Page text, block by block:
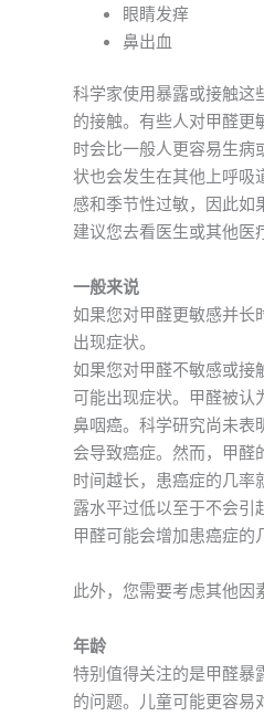
眼睛发痒
鼻出血
科学家使用暴露或接触这
的接触。有些人对甲醛更
时会比一般人更容易生病
状也会发生在其他上呼吸
感和季节性过敏，因此如
建议您去看医生或其他医
一般来说
如果您对甲醛更敏感并长
出现症状。
如果您对甲醛不敏感或接
可能出现症状。甲醛被认
鼻咽癌。科学研究尚未表
会导致癌症。然而，甲醛
时间越长，患癌症的几率
露水平过低以至于不会引
甲醛可能会增加患癌症的
此外，您需要考虑其他因
年龄
特别值得关注的是甲醛暴
的问题。儿童可能更容易